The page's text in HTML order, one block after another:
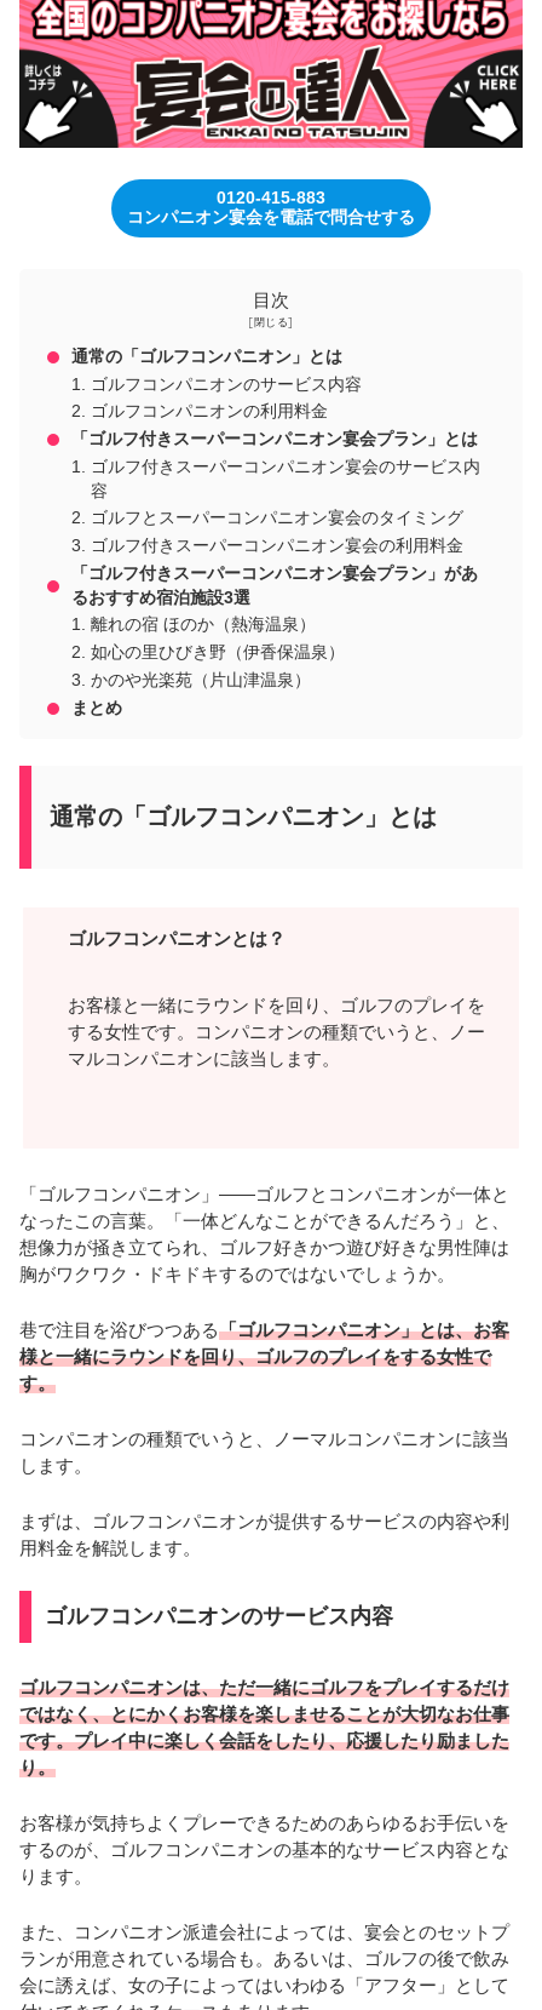
0120-415-883
コンパニオン宴会を電話で問合せする
目次
通常の「ゴルフコンパニオン」とは
ゴルフコンパニオンのサービス内容
ゴルフコンパニオンの利用料金
「ゴルフ付きスーパーコンパニオン宴会プラン」とは
ゴルフ付きスーパーコンパニオン宴会のサービス内
容
ゴルフとスーパーコンパニオン宴会のタイミング
ゴルフ付きスーパーコンパニオン宴会の利用料金
「ゴルフ付きスーパーコンパニオン宴会プラン」があ
るおすすめ宿泊施設3選
離れの宿 ほのか（熱海温泉）
如心の里ひびき野（伊香保温泉）
かのや光楽苑（片山津温泉）
まとめ
通常の「ゴルフコンパニオン」とは
ゴルフコンパニオンとは？
お客様と一緒にラウンドを回り、ゴルフのプレイを
する女性です。コンパニオンの種類でいうと、ノー
マルコンパニオンに該当します。
「ゴルフコンパニオン」——ゴルフとコンパニオンが一体と
なったこの言葉。「一体どんなことができるんだろう」と、
想像力が掻き立てられ、ゴルフ好きかつ遊び好きな男性陣は
胸がワクワク・ドキドキするのではないでしょうか。
巷で注目を浴びつつある「ゴルフコンパニオン」とは、お客
様と一緒にラウンドを回り、ゴルフのプレイをする女性で
す。
コンパニオンの種類でいうと、ノーマルコンパニオンに該当
します。
まずは、ゴルフコンパニオンが提供するサービスの内容や利
用料金を解説します。
ゴルフコンパニオンのサービス内容
ゴルフコンパニオンは、ただ一緒にゴルフをプレイするだけ
ではなく、とにかくお客様を楽しませることが大切なお仕事
です。プレイ中に楽しく会話をしたり、応援したり励ました
り。
お客様が気持ちよくプレーできるためのあらゆるお手伝いを
するのが、ゴルフコンパニオンの基本的なサービス内容とな
ります。
また、コンパニオン派遣会社によっては、宴会とのセットプ
ランが用意されている場合も。あるいは、ゴルフの後で飲み
会に誘えば、女の子によってはいわゆる「アフター」として